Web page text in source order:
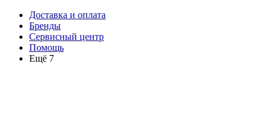
Доставка и оплата
Бренды
Сервисный центр
Помощь
Ещё 7